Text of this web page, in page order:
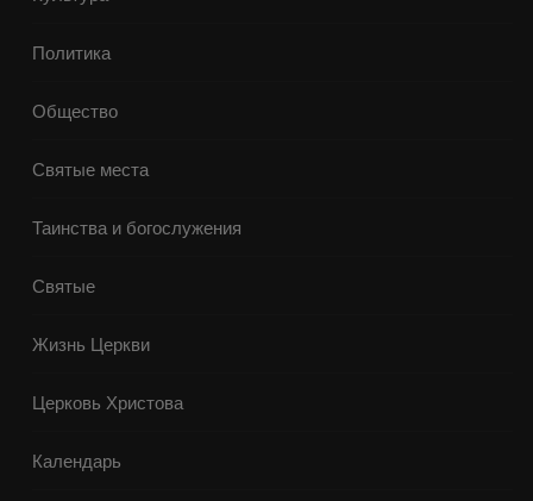
Политика
Общество
Святые места
Таинства и богослужения
Святые
Жизнь Церкви
Церковь Христова
Календарь